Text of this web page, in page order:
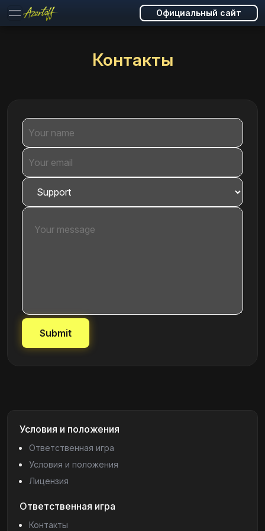
Официальный сайт
Контакты
Submit
Условия и положения
Ответственная игра
Условия и положения
Лицензия
Ответственная игра
Контакты